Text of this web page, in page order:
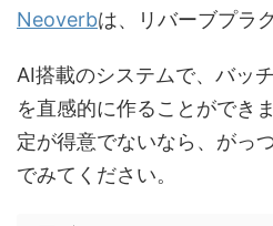
Neoverbは、リバーブプラ
AI搭載のシステムで、バッ
を直感的に作ることができ
定が得意でないなら、がっ
でみてください。